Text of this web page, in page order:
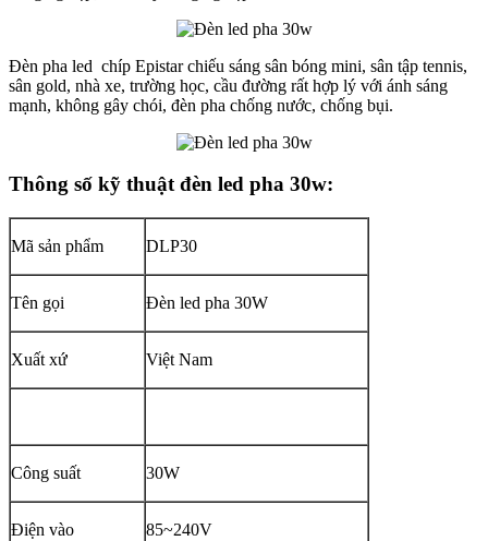
Đèn pha led chíp Epistar chiếu sáng sân bóng mini, sân tập tennis,
sân gold, nhà xe, trường học, cầu đường rất hợp lý với ánh sáng
mạnh, không gây chói, đèn pha chống nước, chống bụi.
Thông số kỹ thuật đèn led pha 30w:
Mã sản phẩm DLP30
Tên gọi Đèn led pha 30W
Xuất xứ Việt Nam
Công suất 30W
Điện vào 85~240V